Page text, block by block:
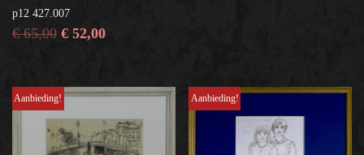
p12 427.007
€65,00 € 52,00
Aanbieding! Aanbieding!